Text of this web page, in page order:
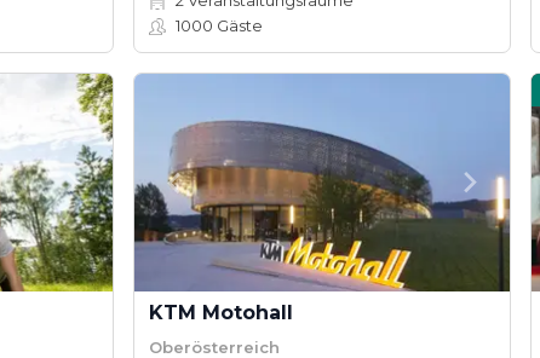
1000 Gäste
KTM Motohall
Oberösterreich